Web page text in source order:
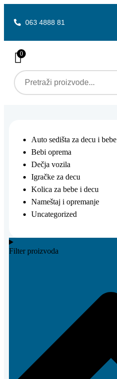
063 4888 81
0
Auto sedišta za decu i bebe
Bebi oprema
Dečja vozila
Igračke za decu
Kolica za bebe i decu
Nameštaj i opremanje
Uncategorized
Filter proizvoda